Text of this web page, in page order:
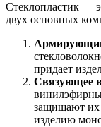
Стеклопластик —
двух основных
придает
Связующее
защищают их
изделию